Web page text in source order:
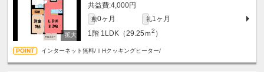
4,000円
敷0ヶ月 礼1ヶ月
1階 1LDK（29.25ｍ2 ）
インターネット無料/ＩHクッキングヒーター/